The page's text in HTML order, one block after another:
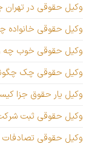
وکیل حقوقی در تهران
وکیل حقوقی خانواده
وکیل حقوقی خوب چه
وکیل حقوقی چک
وکیل یار حقوق جزا
وکیل حقوقی ثبت
وکیل حقوقی تصادفات